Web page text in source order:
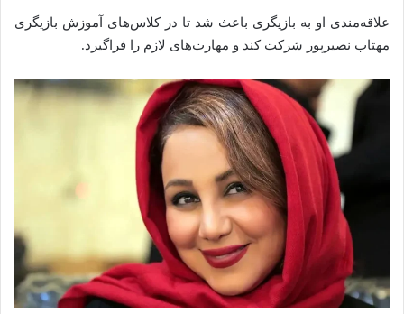
علاقه‌مندی او به بازیگری باعث شد تا در کلاس‌های آموزش بازیگری
مهتاب نصیرپور شرکت کند و مهارت‌های لازم را فراگیرد.